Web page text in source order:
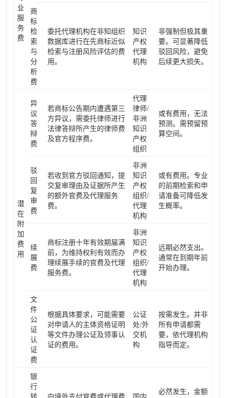
业
服
务
费
商
标
检
索
与
分
析
费
委托代理机构在非知组织
数据库进行在先商标近似
检索与注册风险评估的费
用。
知识
产权
代理
机构
非强制但极其重
要。可显著降低
驳回风险，避免
后续更大损失。
潜
在
附
加
费
用
异
议
答
辩
费
若商标公告期内遭遇第三
方异议，需委托律师进行
法律答辩所产生的律师费
及官方程序费。
代理
律师/
非洲
知识
产权
组织
或有费用，无法
预测。需预留预
算空间。
驳
回
复
审
费
若收到官方驳回通知，提
交复审理由及证据所产生
的额外官费及代理服务
费。
非洲
知识
产权
组织/
代理
机构
或有费用。专业
的前期检索和申
请准备可降低发
生概率。
续
展
费
商标注册十年有效期届满
前，为维持权利有效而办
理续展手续的官费及代理
服务费。
非洲
知识
产权
组织/
代理
机构
远期必然支出。
通常在到期年前
开始办理。
文
件
公
证
认
证
费
根据具体要求，可能需要
对申请人的主体资格证明
等文件办理公证及领事认
证的费用。
公证
处/外
交机
构
按需发生。并非
所有申请都需
要，依代理机构
指导而定。
银
行
必然发生，金额